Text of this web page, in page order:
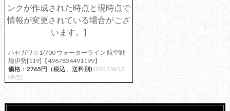
ハセガワ☆1/700 ウォーターライン 航空戦
艦伊勢[119]【4967834491199】
価格：2765円（税込、送料別) (2017/6/13
時点)